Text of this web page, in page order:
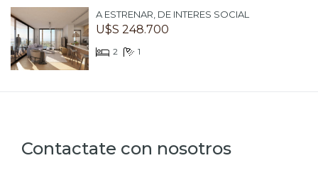
A ESTRENAR, DE INTERES SOCIAL
U$S 248.700
2 1
Contactate con nosotros